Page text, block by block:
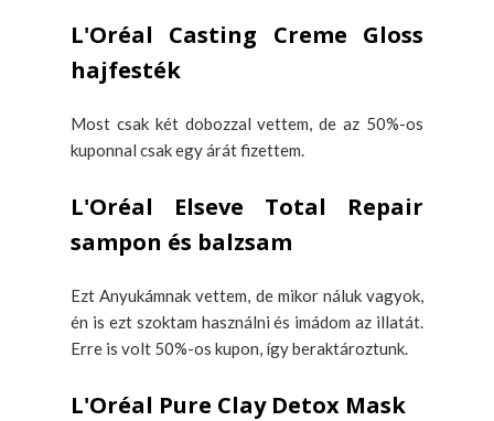
L'Oréal Casting Creme Gloss
hajfesték
Most csak két dobozzal vettem, de az 50%-os
kuponnal csak egy árát fizettem.
L'Oréal Elseve Total Repair
sampon és balzsam
Ezt Anyukámnak vettem, de mikor náluk vagyok,
én is ezt szoktam használni és imádom az illatát.
Erre is volt 50%-os kupon, így beraktároztunk.
L'Oréal Pure Clay Detox Mask